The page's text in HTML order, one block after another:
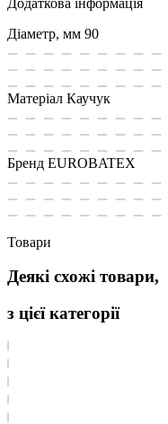
Діаметр, мм 90
Матеріал Каучук
Бренд EUROBATEX
Товари
Деякі схожі товари,
з цієї категорії